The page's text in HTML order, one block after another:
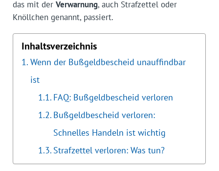
das mit der Verwarnung, auch Strafzettel oder
Knöllchen genannt, passiert.
Inhaltsverzeichnis
Wenn der Bußgeldbescheid unauffindbar
ist
FAQ: Bußgeldbescheid verloren
Bußgeldbescheid verloren:
Schnelles Handeln ist wichtig
Strafzettel verloren: Was tun?